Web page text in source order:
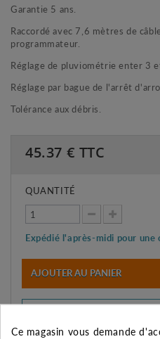
Garantie 5 ans.
Raccordé avec 7,6 mètres de
programmateur.
Réglage de pluviométrie enter 3
Réglage par bague de l'arrêt
Tolérance aux débris.
45.37 € TTC
QUANTITÉ
Expédié l'après-midi pour une
AJOUTER AU PANIER
délai exacte de livraison
Ce magasin vous demande